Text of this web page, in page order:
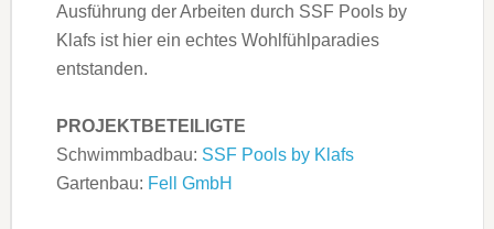
Ausführung der Arbeiten durch SSF Pools by
Klafs ist hier ein echtes Wohlfühlparadies
entstanden.
PROJEKTBETEILIGTE
Schwimmbadbau: SSF Pools by Klafs
Gartenbau: Fell GmbH